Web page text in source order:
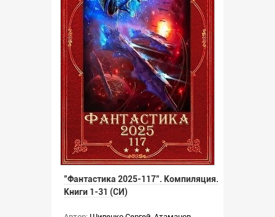
"Фантастика 2025-117". Компиляция.
Книги 1-31 (СИ)